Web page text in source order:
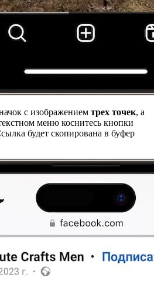
с изображением трех точек, а
меню коснитесь кнопки
будет скопирована в буфер